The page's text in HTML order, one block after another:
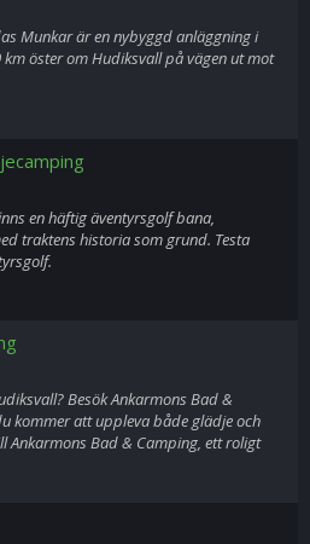
Munkar är en nybyggd anläggning i
öster om Hudiksvall på vägen ut mot
en häftig äventyrsgolf bana,
traktens historia som grund. Testa
Besök Ankarmons Bad &
kommer att uppleva både glädje och
Ankarmons Bad & Camping, ett roligt